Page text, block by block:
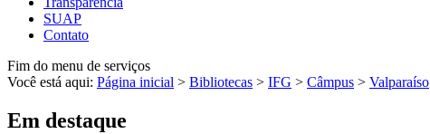
SUAP
Contato
Fim do menu de serviços
Você está aqui: Página inicial > Bibliotecas > IFG > Câmpus > Valparaíso
Em destaque